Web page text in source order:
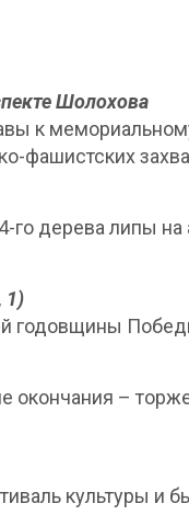
Шолохова
к
фашистских
го дерева липы
1)
годовщины
окончания –
культуры и